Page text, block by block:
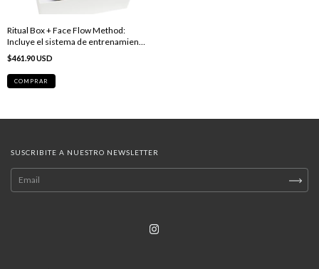
Ritual Box + Face Flow Method:
Incluye el sistema de entrenamiento
facial + herramientas esenciales
$461.90 USD
SUSCRIBITE A NUESTRO NEWSLETTER